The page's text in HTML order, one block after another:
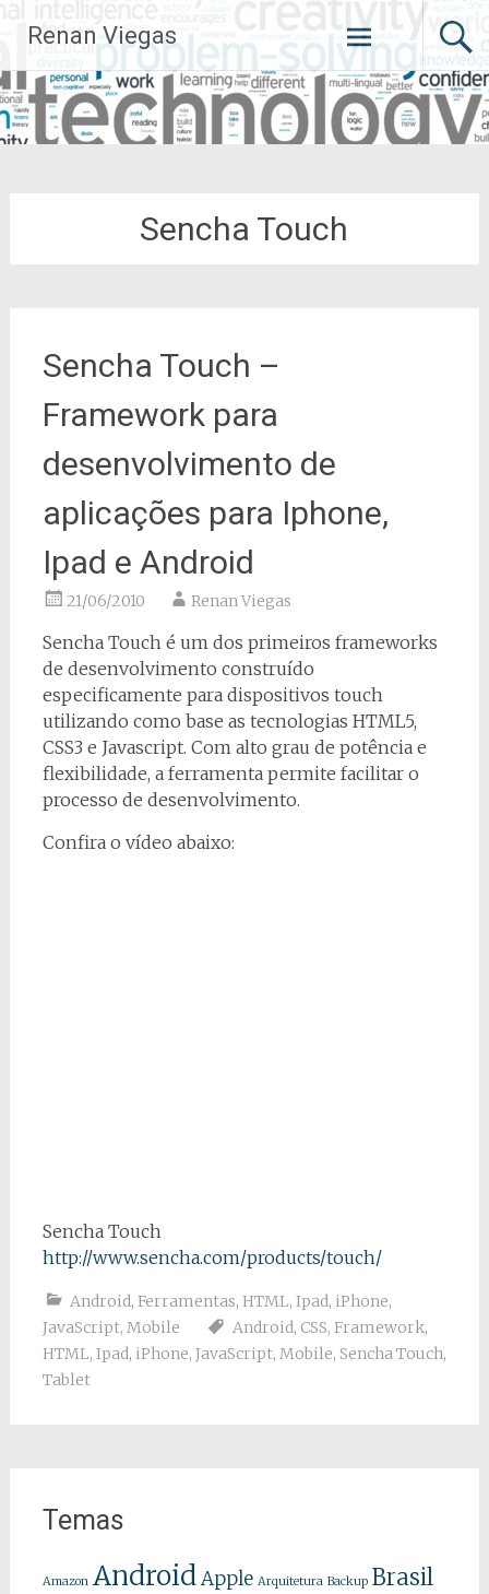
para
o
conteúdo
Renan Viegas
Sencha Touch
Sencha Touch –
Framework para
desenvolvimento de
aplicações para Iphone,
Ipad e Android
21/06/2010 Renan Viegas
Sencha Touch é um dos primeiros frameworks
de desenvolvimento construído
especificamente para dispositivos touch
utilizando como base as tecnologias HTML5,
CSS3 e Javascript. Com alto grau de potência e
flexibilidade, a ferramenta permite facilitar o
processo de desenvolvimento.
Confira o vídeo abaixo:
Sencha Touch
http://www.sencha.com/products/touch/
Android, Ferramentas, HTML, Ipad, iPhone,
JavaScript, Mobile Android, CSS, Framework,
HTML, Ipad, iPhone, JavaScript, Mobile, Sencha Touch,
Tablet
Temas
Amazon AndroidApple Arquitetura Backup Brasil